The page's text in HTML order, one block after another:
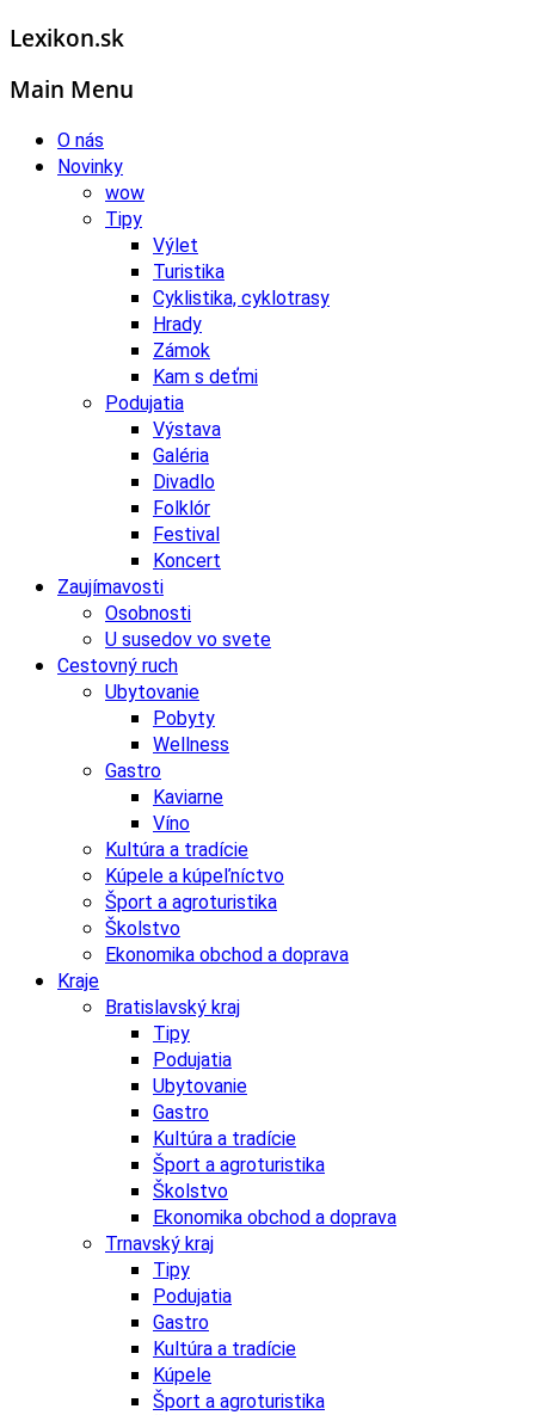
Lexikon.sk
Main Menu
O nás
Novinky
wow
Tipy
Výlet
Turistika
Cyklistika, cyklotrasy
Hrady
Zámok
Kam s deťmi
Podujatia
Výstava
Galéria
Divadlo
Folklór
Festival
Koncert
Zaujímavosti
Osobnosti
U susedov vo svete
Cestovný ruch
Ubytovanie
Pobyty
Wellness
Gastro
Kaviarne
Víno
Kultúra a tradície
Kúpele a kúpeľníctvo
Šport a agroturistika
Školstvo
Ekonomika obchod a doprava
Kraje
Bratislavský kraj
Tipy
Podujatia
Ubytovanie
Gastro
Kultúra a tradície
Šport a agroturistika
Školstvo
Ekonomika obchod a doprava
Trnavský kraj
Tipy
Podujatia
Gastro
Kultúra a tradície
Kúpele
Šport a agroturistika